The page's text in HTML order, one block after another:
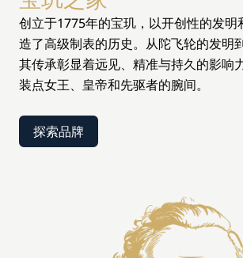
创立于1775年的宝玑，以开创性的发明
造了高级制表的历史。从陀飞轮的发明
其传承彰显着远见、精准与持久的影响
装点女王、皇帝和先驱者的腕间。
探索品牌